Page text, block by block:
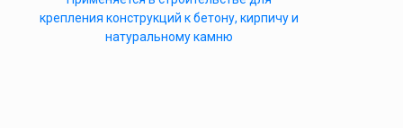
крепления конструкций к бетону, кирпичу и
натуральному камню